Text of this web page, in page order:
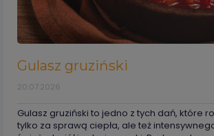
Gulasz gruziński
20.07.2026
Gulasz gruziński to jedno z tych dań, które
tylko za sprawą ciepła, ale też